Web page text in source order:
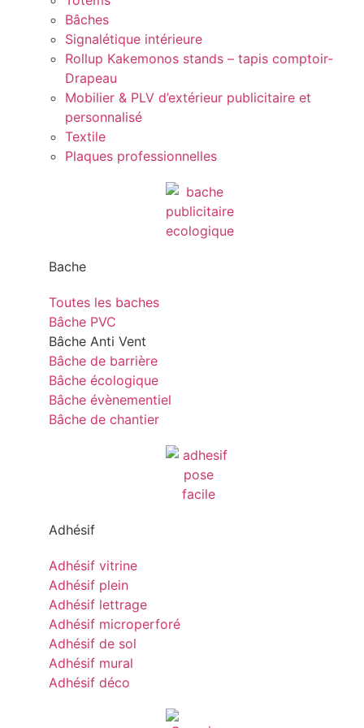
Bâches
Signalétique intérieure
Rollup Kakemonos stands – tapis comptoir-
Drapeau
Mobilier & PLV d’extérieur publicitaire et
personnalisé
Textile
Plaques professionnelles
Bache
Toutes les baches
Bâche PVC
Bâche Anti Vent
Bâche de barrière
Bâche écologique
Bâche évènementiel
Bâche de chantier
Adhésif
Adhésif vitrine
Adhésif plein
Adhésif lettrage
Adhésif microperforé
Adhésif de sol
Adhésif mural
Adhésif déco